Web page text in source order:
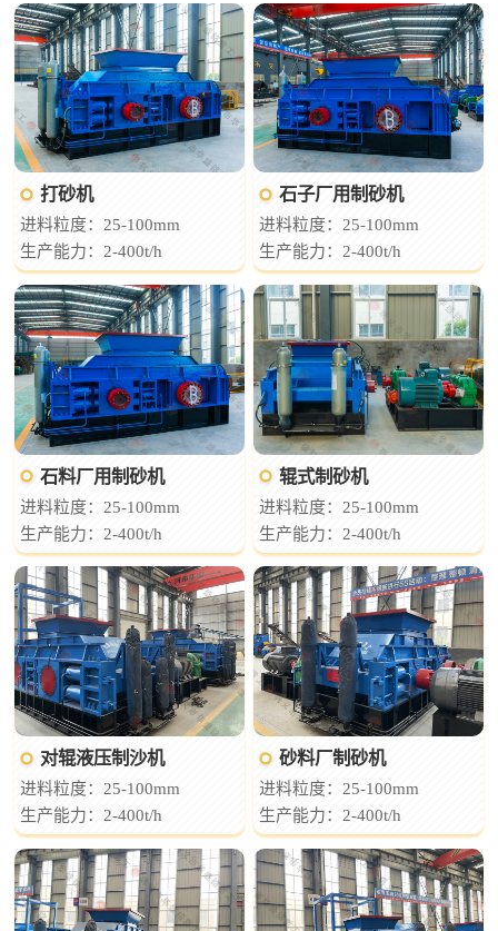
打砂机
进料粒度：25-100mm
生产能力：2-400t/h
石子厂用制砂机
进料粒度：25-100mm
生产能力：2-400t/h
石料厂用制砂机
进料粒度：25-100mm
生产能力：2-400t/h
辊式制砂机
进料粒度：25-100mm
生产能力：2-400t/h
对辊液压制沙机
进料粒度：25-100mm
生产能力：2-400t/h
砂料厂制砂机
进料粒度：25-100mm
生产能力：2-400t/h